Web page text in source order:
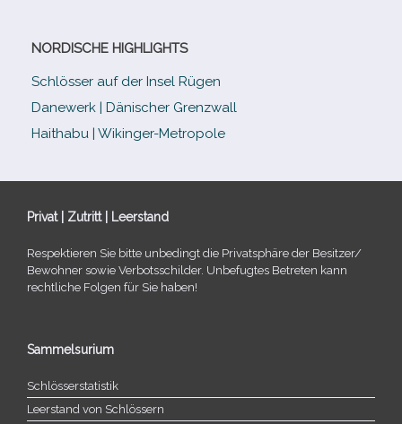
NORDISCHE HIGHLIGHTS
Schlösser auf der Insel Rügen
Danewerk | Dänischer Grenzwall
Haithabu | Wikinger-Metropole
Privat | Zutritt | Leerstand
Respektieren Sie bitte unbe­dingt die Privatsphäre der Besitzer/​
Bewohner sowie Verbotsschilder. Unbefugtes Betreten kann
recht­li­che Folgen für Sie haben!
Sammelsurium
Schlösserstatistik
Leerstand von Schlössern